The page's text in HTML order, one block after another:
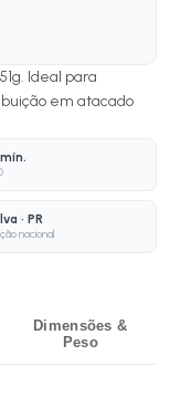
Ideal para
em atacado
· PR
nacional
Dimensões &
Peso